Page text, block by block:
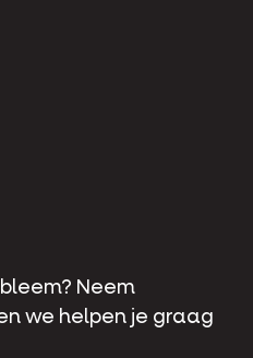
Neem
we helpen je graag